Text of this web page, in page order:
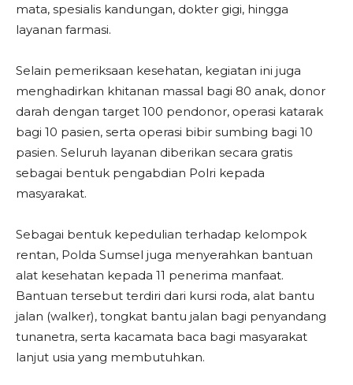
mata, spesialis kandungan, dokter gigi, hingga
layanan farmasi.
Selain pemeriksaan kesehatan, kegiatan ini juga
menghadirkan khitanan massal bagi 80 anak, donor
darah dengan target 100 pendonor, operasi katarak
bagi 10 pasien, serta operasi bibir sumbing bagi 10
pasien. Seluruh layanan diberikan secara gratis
sebagai bentuk pengabdian Polri kepada
masyarakat.
Sebagai bentuk kepedulian terhadap kelompok
rentan, Polda Sumsel juga menyerahkan bantuan
alat kesehatan kepada 11 penerima manfaat.
Bantuan tersebut terdiri dari kursi roda, alat bantu
jalan (walker), tongkat bantu jalan bagi penyandang
tunanetra, serta kacamata baca bagi masyarakat
lanjut usia yang membutuhkan.